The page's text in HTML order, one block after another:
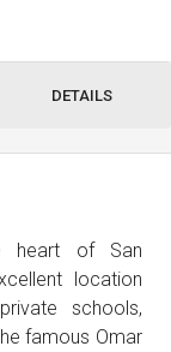
DETAILS
heart of San
location
schools,
famous Omar